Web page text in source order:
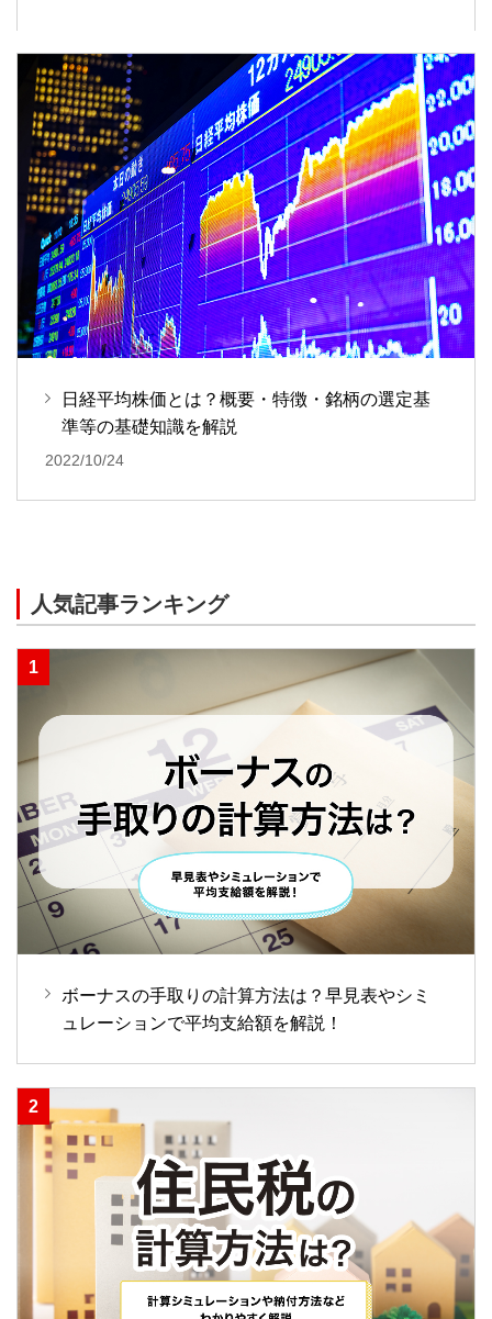
日経平均株価とは？概要・特徴・銘柄の選定基
準等の基礎知識を解説
2022/10/24
人気記事ランキング
ボーナスの手取りの計算方法は？早見表やシミ
ュレーションで平均支給額を解説！